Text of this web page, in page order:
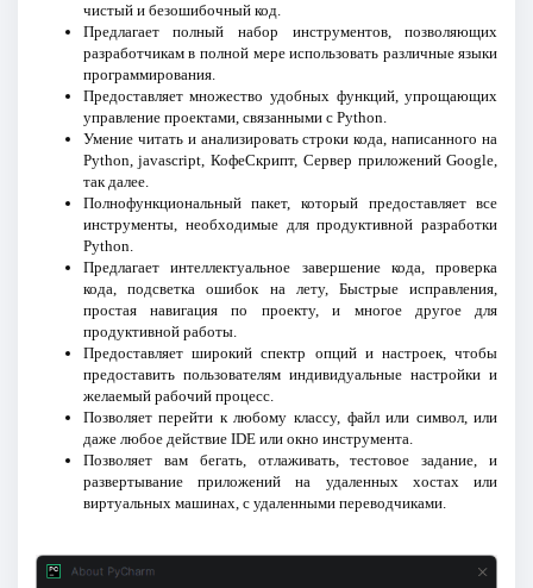
чистый и безошибочный код.
Предлагает полный набор инструментов, позволяющих
разработчикам в полной мере использовать различные языки
программирования.
Предоставляет множество удобных функций, упрощающих
управление проектами, связанными с Python.
Умение читать и анализировать строки кода, написанного на
Python, jаvascript, КофеСкрипт, Сервер приложений Google,
так далее.
Полнофункциональный пакет, который предоставляет все
инструменты, необходимые для продуктивной разработки
Python.
Предлагает интеллектуальное завершение кода, проверка
кода, подсветка ошибок на лету, Быстрые исправления,
простая навигация по проекту, и многое другое для
продуктивной работы.
Предоставляет широкий спектр опций и настроек, чтобы
предоставить пользователям индивидуальные настройки и
желаемый рабочий процесс.
Позволяет перейти к любому классу, файл или символ, или
даже любое действие IDE или окно инструмента.
Позволяет вам бегать, отлаживать, тестовое задание, и
развертывание приложений на удаленных хостах или
виртуальных машинах, с удаленными переводчиками.